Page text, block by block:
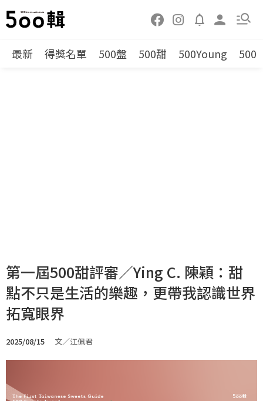
最新 得獎名單 500盤 500甜 500Young 500
第一屆500甜評審／Ying C. 陳穎：甜
點不只是生活的樂趣，更帶我認識世界
拓寬眼界
2025/08/15 文／江佩君